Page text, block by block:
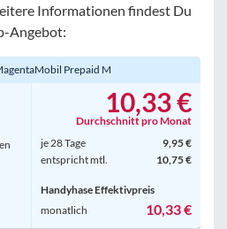
Informationen findest Du
Angebot:
Prepaid M
10,33 €
Durchschnitt pro Monat
je 28 Tage
9,95 €
entspricht mtl.
10,75 €
Handyhase Effektivpreis
monatlich
10,33 €